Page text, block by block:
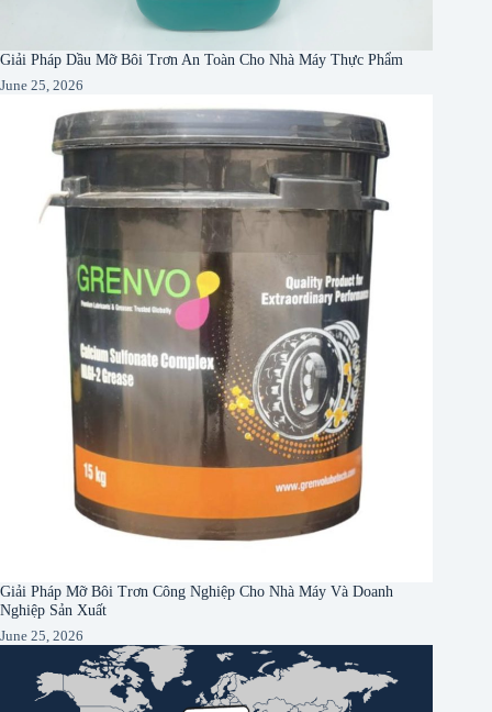
Giải Pháp Dầu Mỡ Bôi Trơn An Toàn Cho Nhà Máy Thực Phẩm
June 25, 2026
Giải Pháp Mỡ Bôi Trơn Công Nghiệp Cho Nhà Máy Và Doanh
Nghiệp Sản Xuất
June 25, 2026